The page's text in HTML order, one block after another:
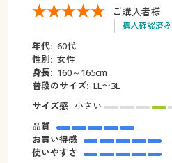
ご購入者様
購入確認済み
年代: 60代
性別: 女性
身長: 160～165cm
普段のサイズ: LL〜3L
サイズ感 小さい
品質
お買い得感
使いやすさ